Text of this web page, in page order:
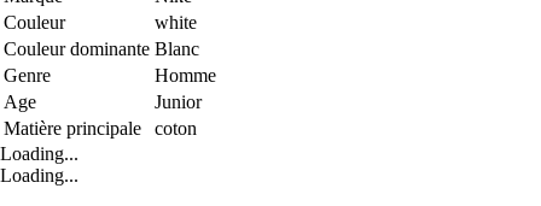
Couleur
white
Couleur dominante Blanc
Genre
Homme
Age
Junior
Matière principale
coton
Loading...
Loading...